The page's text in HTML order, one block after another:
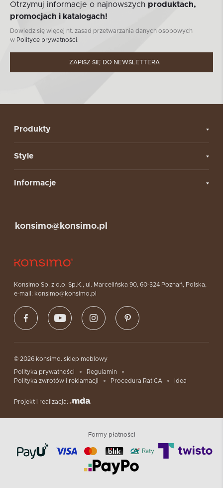
Otrzymuj informacje o najnowszych produktach,
promocjach i katalogach!
Dowiedz się więcej nt. zasad przetwarzania danych osobowych
w Polityce prywatności.
ZAPISZ SIĘ DO NEWSLETTERA
Produkty
Style
Informacje
Konsimo Sp. z o.o. Sp.K., ul. Marcelińska 90, 60-324 Poznań, Polska,
e-mail: konsimo@konsimo.pl
konsimo@konsimo.pl
© 2026 konsimo. sklep meblowy
Polityka prywatności
Regulamin
Polityka zwrotów i reklamacji
Procedura Rat CA Idea
Projekt i realizacja:
Formy płatności